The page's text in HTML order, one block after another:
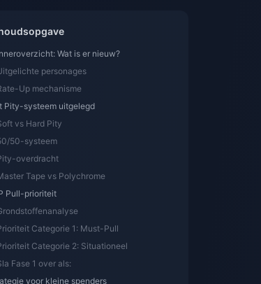
-14%
€ 4.52
Wat is er nieuw?
personages
Up mechanisme
Pity-systeem uitgelegd
vs Hard Pity
50-systeem
overdracht
Tape vs Polychrome
Pull-prioriteit
Categorie 1: Must-Pull
Categorie 2: Situationeel
Fase 1 over als:
voor kleine spenders